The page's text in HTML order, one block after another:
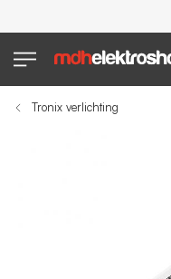
Tronix verlichting